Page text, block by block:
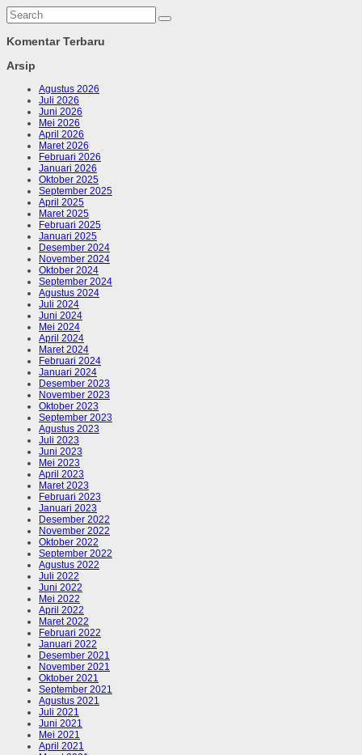
Komentar Terbaru
Arsip
Agustus 2026
Juli 2026
Juni 2026
Mei 2026
April 2026
Maret 2026
Februari 2026
Januari 2026
Oktober 2025
September 2025
April 2025
Maret 2025
Februari 2025
Januari 2025
Desember 2024
November 2024
Oktober 2024
September 2024
Agustus 2024
Juli 2024
Juni 2024
Mei 2024
April 2024
Maret 2024
Februari 2024
Januari 2024
Desember 2023
November 2023
Oktober 2023
September 2023
Agustus 2023
Juli 2023
Juni 2023
Mei 2023
April 2023
Maret 2023
Februari 2023
Januari 2023
Desember 2022
November 2022
Oktober 2022
September 2022
Agustus 2022
Juli 2022
Juni 2022
Mei 2022
April 2022
Maret 2022
Februari 2022
Januari 2022
Desember 2021
November 2021
Oktober 2021
September 2021
Agustus 2021
Juli 2021
Juni 2021
Mei 2021
April 2021